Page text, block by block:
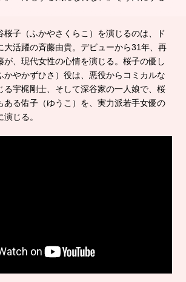
桜子（ふかやさくらこ）を演じるのは、ド
大活躍の斉藤由貴。デビューから31年、再
が、現代女性の心情を演じる。桜子の優し
かやかずひさ）役は、悪役からコミカルな
宇梶剛士、 そして深谷家の一人娘で、桜
ある佑子（ゆうこ）を、実力派若手女優の
じる。